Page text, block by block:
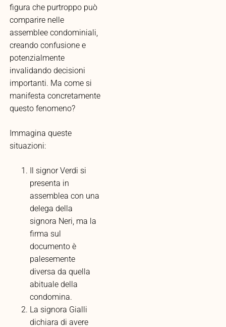
figura che purtroppo può
comparire nelle
assemblee condominiali,
creando confusione e
potenzialmente
invalidando decisioni
importanti. Ma come si
manifesta concretamente
questo fenomeno?
Immagina queste
situazioni:
Il signor Verdi si
presenta in
assemblea con una
delega della
signora Neri, ma la
firma sul
documento è
palesemente
diversa da quella
abituale della
condomina.
La signora Gialli
dichiara di avere